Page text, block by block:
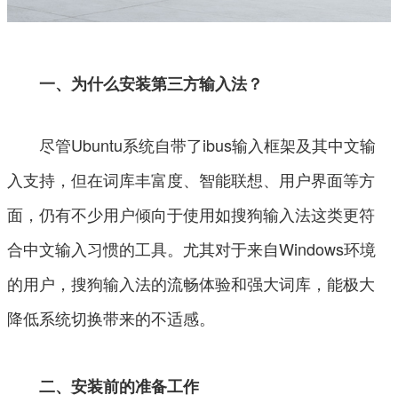
一、为什么安装第三方输入法？
尽管Ubuntu系统自带了ibus输入框架及其中文输
入支持，但在词库丰富度、智能联想、用户界面等方
面，仍有不少用户倾向于使用如搜狗输入法这类更符
合中文输入习惯的工具。尤其对于来自Windows环境
的用户，搜狗输入法的流畅体验和强大词库，能极大
降低系统切换带来的不适感。
二、安装前的准备工作